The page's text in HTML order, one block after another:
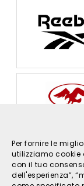
Per fornire le
utilizziamo cookie
con il tuo
dell'esperienza”,